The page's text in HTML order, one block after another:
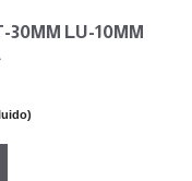
LU-10MM